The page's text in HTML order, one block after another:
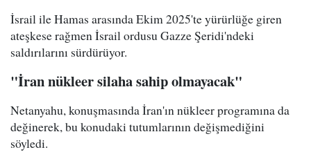
İsrail ile Hamas arasında Ekim 2025'te yürürlüğe giren
ateşkese rağmen İsrail ordusu Gazze Şeridi'ndeki
saldırılarını sürdürüyor.
"İran nükleer silaha sahip olmayacak"
Netanyahu, konuşmasında İran'ın nükleer programına da
değinerek, bu konudaki tutumlarının değişmediğini
söyledi.